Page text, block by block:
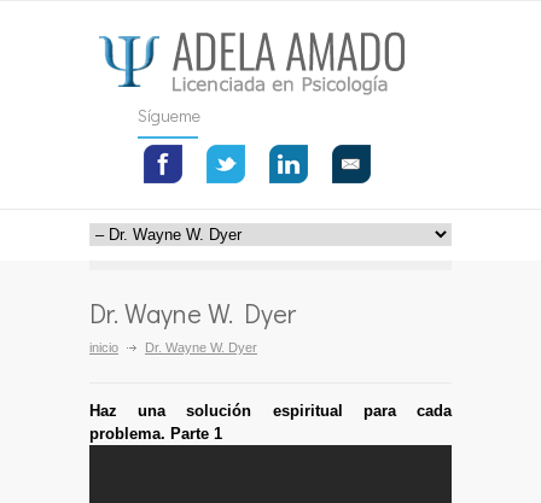
Sígueme
Dr. Wayne W. Dyer
inicio Dr. Wayne W. Dyer
Haz una solución espiritual para cada
problema. Parte 1